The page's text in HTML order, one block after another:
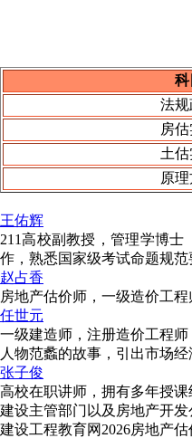
科
法
房
土
原
王佑辉
211高校副教授，管理学博
作，熟悉国家级考试命题规范
赵占香
房地产估价师，一级造价工
任世元
一级建造师，注册造价工程
人物范蠡的故事，引出市场
张子俊
高校在职讲师，拥有多年授
建设主管部门以及房地产开
建设工程教育网2026房地产